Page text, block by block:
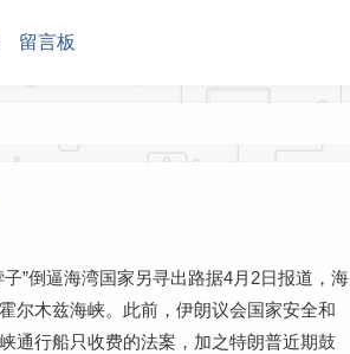
留言板
”倒逼海湾国家另寻出路据4月2日报道，海
尔木兹海峡。此前，伊朗议会国家安全和
通行船只收费的法案，加之特朗普近期鼓